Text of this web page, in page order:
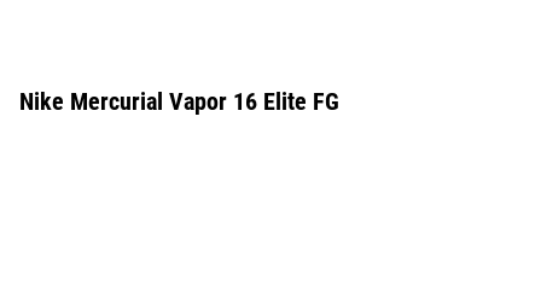
Nike Mercurial Vapor 16 Elite FG